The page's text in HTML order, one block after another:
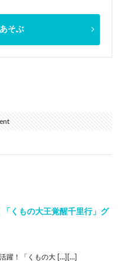
そぶ
「くもの大王覚醒千里行」グ
躍！「くもの大 […][…]